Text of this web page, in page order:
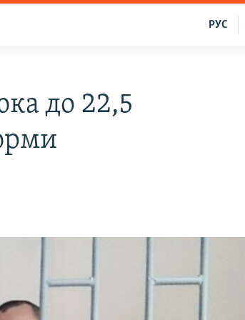
РУС
до 22,5